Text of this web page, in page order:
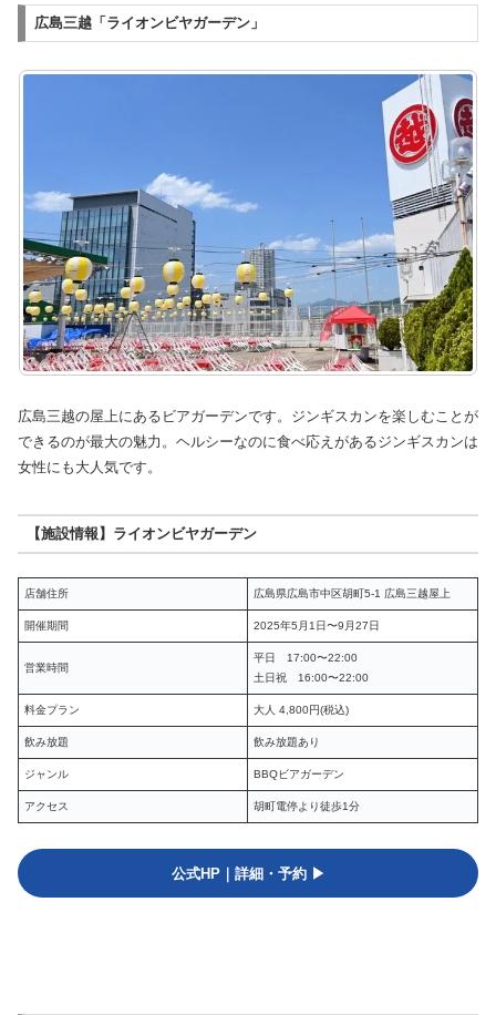
広島三越「ライオンビヤガーデン」
広島三越の屋上にあるビアガーデンです。ジンギスカンを楽しむことが
できるのが最大の魅力。ヘルシーなのに食べ応えがあるジンギスカンは
女性にも大人気です。
【施設情報】ライオンビヤガーデン
店舗住所 広島県広島市中区胡町5-1 広島三越屋上
開催期間 2025年5月1日〜9月27日
営業時間
平日 17:00〜22:00
土日祝 16:00〜22:00
料金プラン 大人 4,800円(税込)
飲み放題 飲み放題あり
ジャンル BBQビアガーデン
アクセス 胡町電停より徒歩1分
公式HP｜詳細・予約 ▶︎